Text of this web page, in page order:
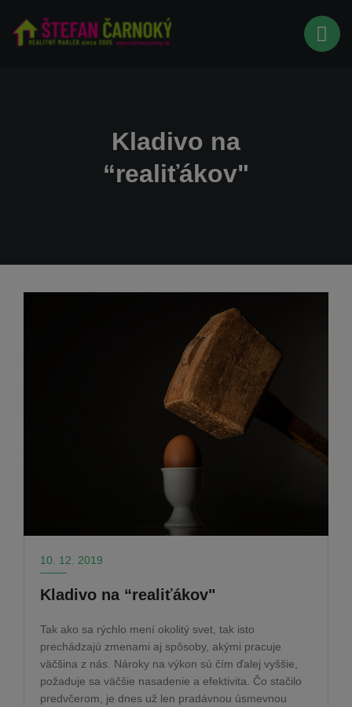
Kladivo na
“realiťákov"
10. 12. 2019
Kladivo na “realiťákov"
Tak ako sa rýchlo mení okolitý svet, tak isto
prechádzajú zmenami aj spôsoby, akými pracuje
väčšina z nás. Nároky na výkon sú čím ďalej vyššie,
požaduje sa väčšie nasadenie a efektivita. Čo stačilo
predvčerom, je dnes už len pradávnou úsmevnou